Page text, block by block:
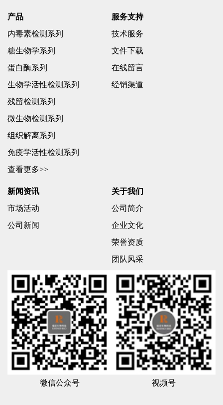
产品
内毒素检测系列
糖生物学系列
蛋白酶系列
生物学活性检测系列
残留检测系列
微生物检测系列
组织解离系列
免疫学活性检测系列
查看更多>>
服务支持
技术服务
文件下载
在线留言
经销渠道
新闻资讯
市场活动
公司新闻
关于我们
公司简介
企业文化
荣誉资质
团队风采
微信公众号 视频号